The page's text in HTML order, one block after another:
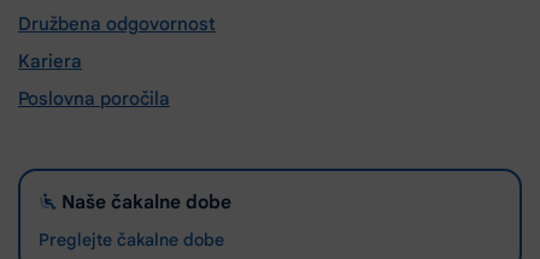
Družbena odgovornost
Kariera
Poslovna poročila
Naše čakalne dobe
Preglejte čakalne dobe